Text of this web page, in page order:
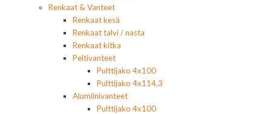
Renkaat & Vanteet
Renkaat kesä
Renkaat talvi / nasta
Renkaat kitka
Peltivanteet
Pulttijako 4x100
Pulttijako 4x114,3
Alumiinivanteet
Pulttijako 4x100